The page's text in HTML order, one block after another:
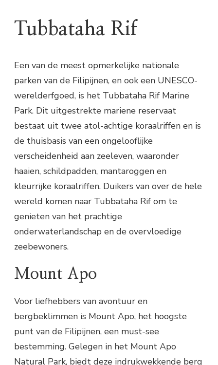
Tubbataha Rif
Een van de meest opmerkelijke nationale
parken van de Filipijnen, en ook een UNESCO-
werelderfgoed, is het Tubbataha Rif Marine
Park. Dit uitgestrekte mariene reservaat
bestaat uit twee atol-achtige koraalriffen en is
de thuisbasis van een ongelooflijke
verscheidenheid aan zeeleven, waaronder
haaien, schildpadden, mantaroggen en
kleurrijke koraalriffen. Duikers van over de hele
wereld komen naar Tubbataha Rif om te
genieten van het prachtige
onderwaterlandschap en de overvloedige
zeebewoners.
Mount Apo
Voor liefhebbers van avontuur en
bergbeklimmen is Mount Apo, het hoogste
punt van de Filipijnen, een must-see
bestemming. Gelegen in het Mount Apo
Natural Park, biedt deze indrukwekkende berg